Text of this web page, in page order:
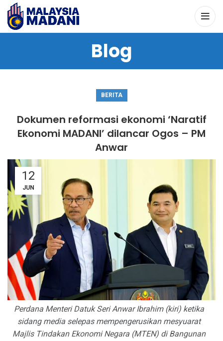
Blog
BERITA
Dokumen reformasi ekonomi ‘Naratif
Ekonomi MADANI’ dilancar Ogos – PM
Anwar
Perdana Menteri Datuk Seri Anwar Ibrahim (kiri) ketika
sidang media selepas mempengerusikan mesyuarat
Majlis Tindakan Ekonomi Negara (MTEN) di Bangunan
12
JUN